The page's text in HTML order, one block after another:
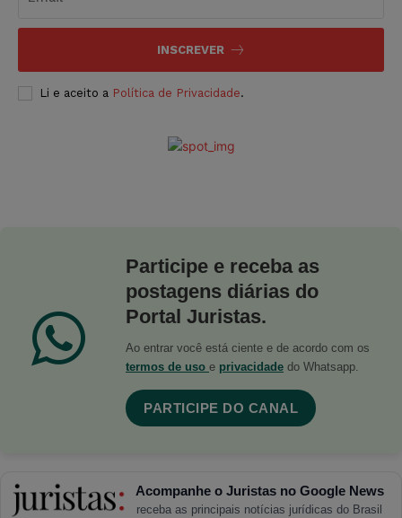
INSCREVER
Li e aceito a Política de Privacidade.
Participe e receba as
postagens diárias do
Portal Juristas.
Ao entrar você está ciente e de acordo com os
termos de uso e privacidade do Whatsapp.
PARTICIPE DO CANAL
Acompanhe o Juristas no Google News
receba as principais notícias jurídicas do Brasil